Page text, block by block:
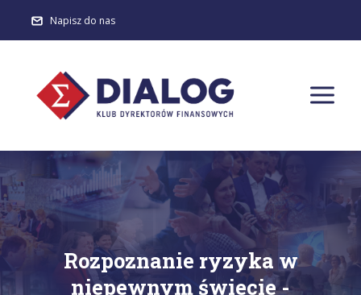
Napisz do nas
Rozpoznanie ryzyka w
niepewnym świecie -